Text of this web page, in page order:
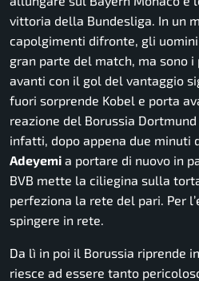
vittoria della Bundesliga. In un
capolgimenti difronte, gli
gran parte del match, ma sono
avanti con il gol del vantaggio
fuori sorprende Kobel e porta
reazione del Borussia
infatti, dopo appena due minuti
Adeyemi a portare di nuovo in
BVB mette la ciliegina sulla
perfeziona la rete del pari. Per
spingere in rete.
Da lì in poi il Borussia riprende
riesce ad essere tanto